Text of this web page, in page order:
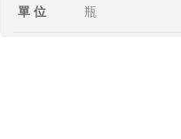
單 位 瓶